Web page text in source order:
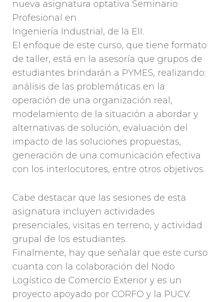
nueva asignatura optativa Seminario
Profesional en
Ingeniería Industrial, de la EII.
El enfoque de este curso, que tiene formato
de taller, está en la asesoría que grupos de
estudiantes brindarán a PYMES, realizando:
análisis de las problemáticas en la
operación de una organización real,
modelamiento de la situación a abordar y
alternativas de solución, evaluación del
impacto de las soluciones propuestas,
generación de una comunicación efectiva
con los interlocutores, entre otros objetivos.
Cabe destacar que las sesiones de esta
asignatura incluyen actividades
presenciales, visitas en terreno, y actividad
grupal de los estudiantes.
Finalmente, hay que señalar que este curso
cuanta con la colaboración del Nodo
Logístico de Comercio Exterior y es un
proyecto apoyado por CORFO y la PUCV.